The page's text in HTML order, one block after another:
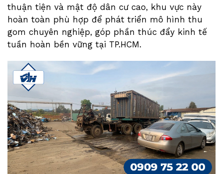
thuận tiện và mật độ dân cư cao, khu vực này
hoàn toàn phù hợp để phát triển mô hình thu
gom chuyên nghiệp, góp phần thúc đẩy kinh tế
tuần hoàn bền vững tại TP.HCM.